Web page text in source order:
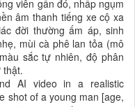
viên gần đó, nhấp ngụm
âm thanh tiếng xe cộ xa
đời thường ấm áp, sinh
mùi cà phê lan tỏa (mô
sắc tự nhiên, độ phân
thật.
AI video in a realistic
shot of a young man [age,